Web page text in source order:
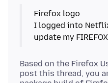
Firefox logo
I logged into
Based on the Firefox
post this thread, you